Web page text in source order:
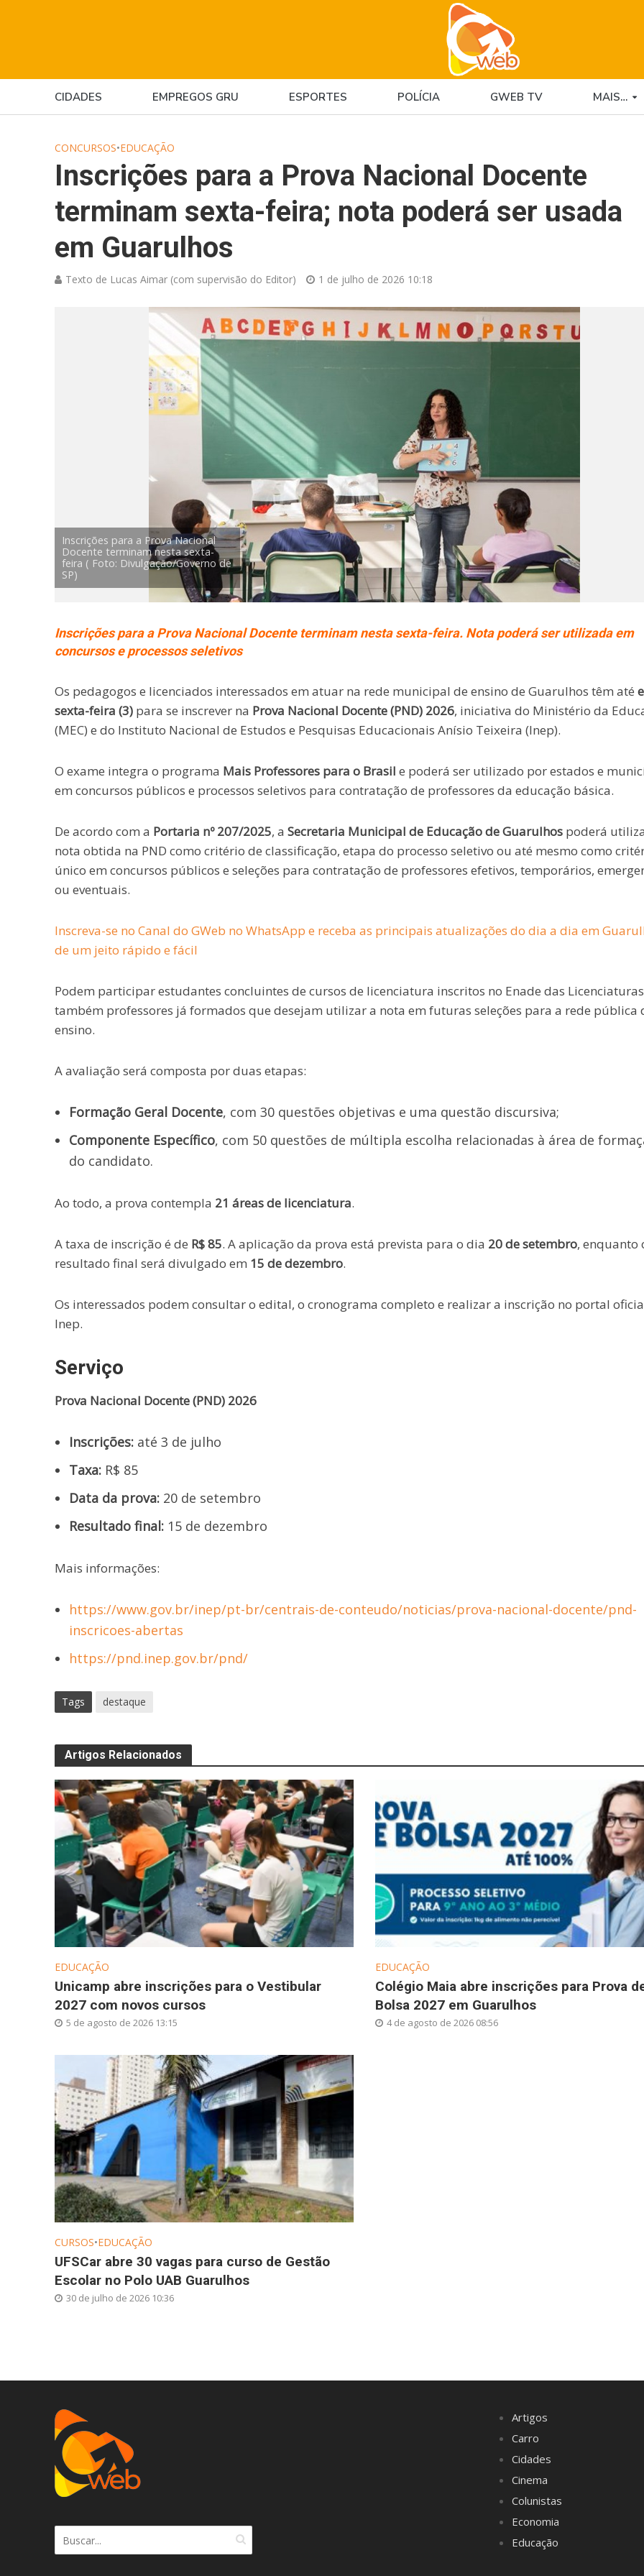
CIDADES EMPREGOS GRU ESPORTES POLÍCIA GWEB TV MAIS…
CONCURSOS•EDUCAÇÃO
Inscrições para a Prova Nacional Docente
terminam sexta-feira; nota poderá ser usada
em Guarulhos
Texto de Lucas Aimar (com supervisão do Editor) 1 de julho de 2026 10:18
Inscrições para a Prova Nacional
Docente terminam nesta sexta-
feira ( Foto: Divulgação/Governo de
SP)
Inscrições para a Prova Nacional Docente terminam nesta sexta-feira. Nota poderá ser utilizada em
concursos e processos seletivos
Os pedagogos e licenciados interessados em atuar na rede municipal de ensino de Guarulhos têm até
sexta-feira (3)para se inscrever na Prova Nacional Docente (PND) 2026, iniciativa do Ministério da
(MEC) e do Instituto Nacional de Estudos e Pesquisas Educacionais Anísio Teixeira (Inep).
O exame integra o programa Mais Professores para o Brasil e poderá ser utilizado por estados e
em concursos públicos e processos seletivos para contratação de professores da educação básica.
De acordo com a Portaria nº 207/2025, a Secretaria Municipal de Educação de Guarulhospoderá
nota obtida na PND como critério de classificação, etapa do processo seletivo ou até mesmo como
único em concursos públicos e seleções para contratação de professores efetivos, temporários,
ou eventuais.
Inscreva-se no Canal do GWeb no WhatsApp e receba as principais atualizações do dia a dia em
de um jeito rápido e fácil
Podem participar estudantes concluintes de cursos de licenciatura inscritos no Enade das
também professores já formados que desejam utilizar a nota em futuras seleções para a rede pública
ensino.
A avaliação será composta por duas etapas:
Formação Geral Docente, com 30 questões objetivas e uma questão discursiva;
Componente Específico, com 50 questões de múltipla escolha relacionadas à área de
do candidato.
Ao todo, a prova contempla 21 áreas de licenciatura.
A taxa de inscrição é de R$ 85. A aplicação da prova está prevista para o dia 20 de setembro, enquanto
resultado final será divulgado em 15 de dezembro.
Os interessados podem consultar o edital, o cronograma completo e realizar a inscrição no portal
Inep.
Serviço
Prova Nacional Docente (PND) 2026
Inscrições:até 3 de julho
Taxa:R$ 85
Data da prova:20 de setembro
Resultado final:15 de dezembro
Mais informações:
https://www.gov.br/inep/pt-br/centrais-de-conteudo/noticias/prova-nacional-docente/pnd-
inscricoes-abertas
https://pnd.inep.gov.br/pnd/
Tags destaque
Artigos Relacionados
EDUCAÇÃO
Unicamp abre inscrições para o Vestibular
2027 com novos cursos
5 de agosto de 2026 13:15
EDUCAÇÃO
Colégio Maia abre inscrições para Prova
Bolsa 2027 em Guarulhos
4 de agosto de 2026 08:56
CURSOS•EDUCAÇÃO
UFSCar abre 30 vagas para curso de Gestão
Escolar no Polo UAB Guarulhos
30 de julho de 2026 10:36
Artigos
Carro
Cidades
Cinema
Colunistas
Economia
Educação